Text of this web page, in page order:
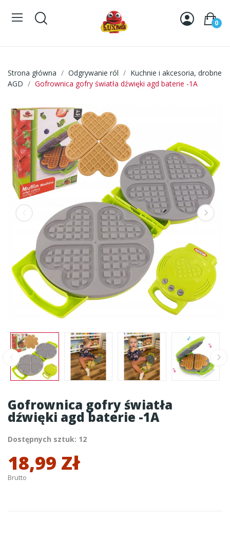
0
Strona główna Odgrywanie ról
Kuchnie i akcesoria, drobne
AGD
Gofrownica gofry światła dźwięki agd baterie -1A
Gofrownica gofry światła
dźwięki agd baterie -1A
Dostępnych sztuk: 12
18,99 Zł
Brutto